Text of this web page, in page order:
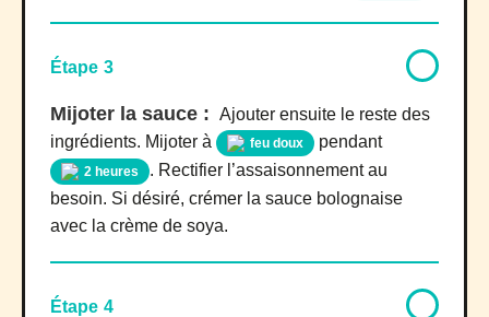
Étape 3
Mijoter la sauce : Ajouter ensuite le reste des
ingrédients. Mijoter à
feu doux pendant
2 heures
. Rectifier l’assaisonnement au
besoin. Si désiré, crémer la sauce bolognaise
avec la crème de soya.
Étape 4